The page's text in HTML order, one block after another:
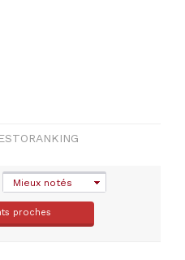
Mieux notés
proches